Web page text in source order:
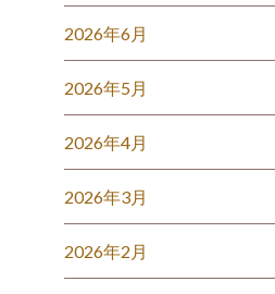
2026年6月
2026年5月
2026年4月
2026年3月
2026年2月